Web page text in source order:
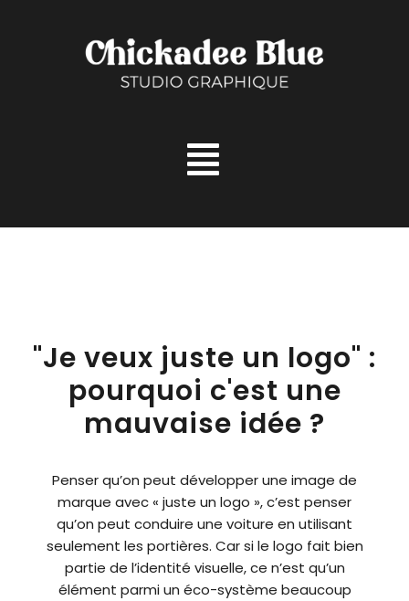
"Je veux juste un logo" :
pourquoi c'est une
mauvaise idée ?
Penser qu’on peut développer une image de
marque avec « juste un logo », c’est penser
qu’on peut conduire une voiture en utilisant
seulement les portières. Car si le logo fait bien
partie de l’identité visuelle, ce n’est qu’un
élément parmi un éco-système beaucoup